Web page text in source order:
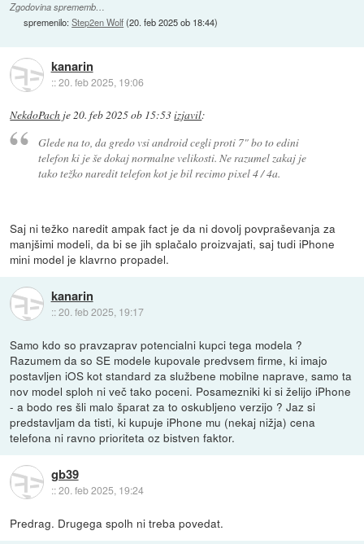
Zgodovina sprememb…
spremenilo:Step2en Wolf(20. feb 2025 ob 18:44)
kanarin
::20. feb 2025, 19:06
NekdoPach je20. feb 2025 ob 15:53izjavil:
Glede na to, da gredo vsi android cegli proti 7" bo to edini
telefon ki je še dokaj normalne velikosti. Ne razumel zakaj je
tako težko naredit telefon kot je bil recimo pixel 4 / 4a.
Saj ni težko naredit ampak fact je da ni dovolj povpraševanja za
manjšimi modeli, da bi se jih splačalo proizvajati, saj tudi iPhone
mini model je klavrno propadel.
kanarin
::20. feb 2025, 19:17
Samo kdo so pravzaprav potencialni kupci tega modela ?
Razumem da so SE modele kupovale predvsem firme, ki imajo
postavljen iOS kot standard za službene mobilne naprave, samo ta
nov model sploh ni več tako poceni. Posamezniki ki si želijo iPhone
- a bodo res šli malo šparat za to oskubljeno verzijo ? Jaz si
predstavljam da tisti, ki kupuje iPhone mu (nekaj nižja) cena
telefona ni ravno prioriteta oz bistven faktor.
gb39
::20. feb 2025, 19:24
Predrag. Drugega spolh ni treba povedat.